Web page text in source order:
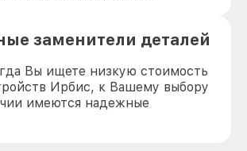
заменители деталей
Вы ищете низкую стоимость
Ирбис, к Вашему выбору
имеются надежные